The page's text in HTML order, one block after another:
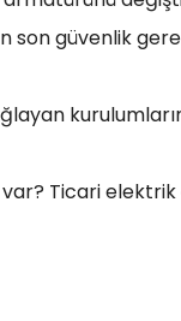
son güvenlik
Ticari